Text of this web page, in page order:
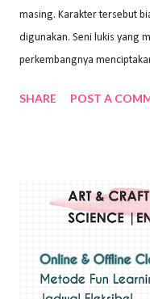
masing. Karakter tersebut
digunakan. Seni lukis yang
perkembangnya
Wayan Kun Adnyana,
menggunakan bahan dasar
sapuan warna cat yang
pelukis untuk
bernilai tinggi. Ciri teknik
SHARE POST A